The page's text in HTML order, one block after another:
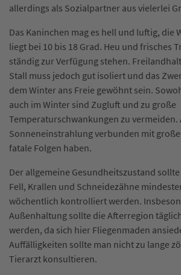
allerdings als Sozialpartner aus vielerlei
Das Kaninchen mag es hell und luftig,
liegt bei 10 bis 18 Grad. Heu und frisches
ständig zur Verfügung stehen.
Stall muss jedoch gut isoliert und das
dem Winter ans Freie gewöhnt sein.
auch im Winter sind Zugluft und zu große
Temperaturschwankungen zu vermeiden.
Sonneneinstrahlung verbunden mit
fatale Folgen haben.
Der allgemeine Gesundheitszustand
Fell, Krallen und Schneidezähne
wöchentlich kontrolliert werden.
Außenhaltung sollte die Afterregion
werden, da sich hier Fliegenmaden
Auffälligkeiten sollte man nicht zu lange
Tierarzt konsultieren.